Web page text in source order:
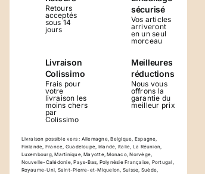
Retours
acceptés
sous 14
jours
sécurisé
Vos articles
arriveront
en un seul
morceau
Livraison
Colissimo
Frais pour
votre
livraison les
moins chers
par
Colissimo
Meilleures
réductions
Nous vous
offrons la
garantie du
meilleur prix
Livraison possible vers : Allemagne, Belgique, Espagne,
Finlande, France, Guadeloupe, Irlande, Italie, La Réunion,
Luxembourg, Martinique, Mayotte, Monaco, Norvège,
Nouvelle-Calédonie, Pays-Bas, Polynésie Française, Portugal,
Royaume-Uni, Saint-Pierre-et-Miquelon, Suisse, Suède,